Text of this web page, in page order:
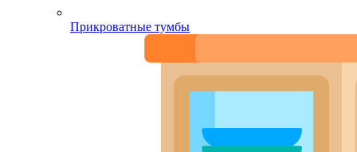
Прикроватные тумбы